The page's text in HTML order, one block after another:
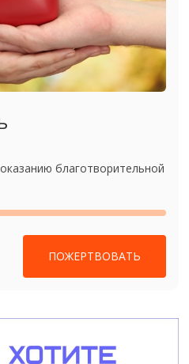
благотворительной
ПОЖЕРТВОВАТЬ